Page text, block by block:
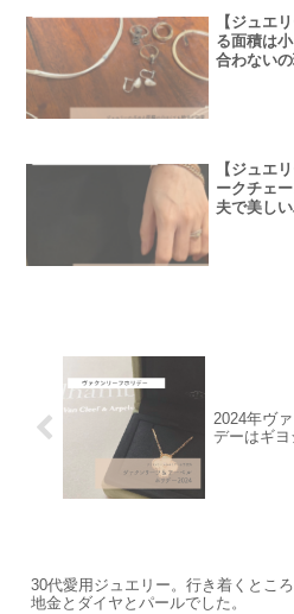
【ジュエ
る面積は
合わない
【ジュエ
ークチェ
夫で美し
2024年ヴ
デーはギヨ
30代愛用ジュエリー。行き着くとこ
地金とダイヤとパールでした。